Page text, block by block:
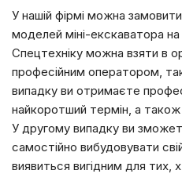
У нашій фірмі можна
моделей міні-екскаватора
Спецтехніку можна взяти в
професійним оператором,
випадку ви отримаєте
найкоротший термін, а
У другому випадку ви
самостійно вибудовувати
виявиться вигідним для тих,